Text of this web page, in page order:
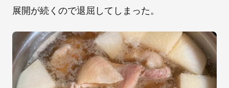
展開が続くので退屈してしまった。